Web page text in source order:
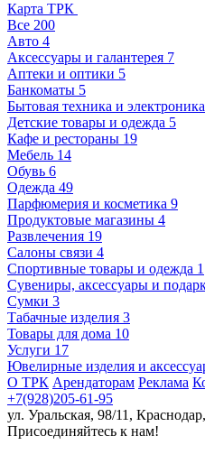
Карта ТРК
Все 200
Авто 4
Аксессуары и галантерея 7
Аптеки и оптики 5
Банкоматы 5
Бытовая техника и электроника
Детские товары и одежда 5
Кафе и рестораны 19
Мебель 14
Обувь 6
Одежда 49
Парфюмерия и косметика 9
Продуктовые магазины 4
Развлечения 19
Салоны связи 4
Спортивные товары и одежда 1
Сувениры, аксессуары и
Сумки 3
Табачные изделия 3
Товары для дома 10
Услуги 17
Ювелирные изделия и
О ТРК Арендаторам Реклама
+7(928)205-61-95
ул. Уральская, 98/11,
Присоединяйтесь к нам!